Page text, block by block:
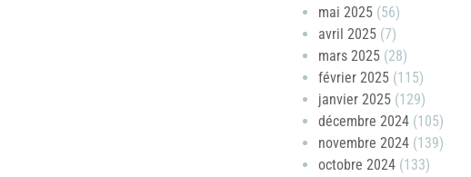
mai 2025 (56)
avril 2025 (7)
mars 2025 (28)
février 2025 (115)
janvier 2025 (129)
décembre 2024 (105)
novembre 2024 (139)
octobre 2024 (133)